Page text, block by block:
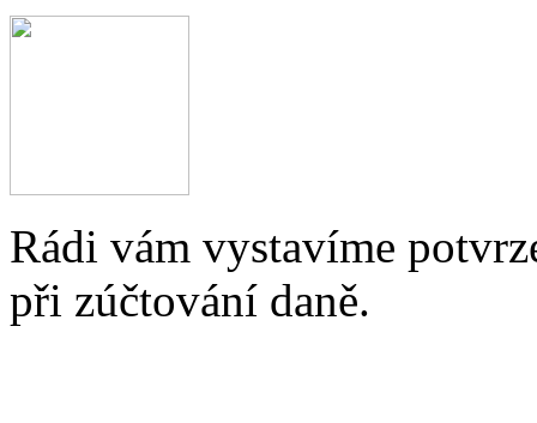
Rádi vám vystavíme
při zúčtování daně.